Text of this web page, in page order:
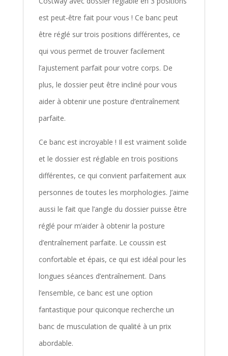
est peut-être fait pour vous ! Ce banc peut
être réglé sur trois positions différentes, ce
qui vous permet de trouver facilement
l’ajustement parfait pour votre corps. De
plus, le dossier peut être incliné pour vous
aider à obtenir une posture d’entraînement
parfaite.
Ce banc est incroyable ! Il est vraiment solide
et le dossier est réglable en trois positions
différentes, ce qui convient parfaitement aux
personnes de toutes les morphologies. J’aime
aussi le fait que l’angle du dossier puisse être
réglé pour m’aider à obtenir la posture
d’entraînement parfaite. Le coussin est
confortable et épais, ce qui est idéal pour les
longues séances d’entraînement. Dans
l’ensemble, ce banc est une option
fantastique pour quiconque recherche un
banc de musculation de qualité à un prix
abordable.